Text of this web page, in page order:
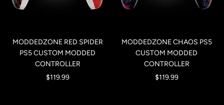
MODDEDZONE RED SPIDER
PS5 CUSTOM MODDED
CONTROLLER
Precio
$119.99
MODDEDZONE CHAOS PS5
CUSTOM MODDED
CONTROLLER
Precio
$119.99